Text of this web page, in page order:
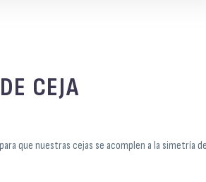
CEJA
que nuestras cejas se acomplen a la simetría